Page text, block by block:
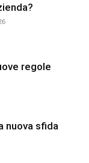
regole
nuova sfida